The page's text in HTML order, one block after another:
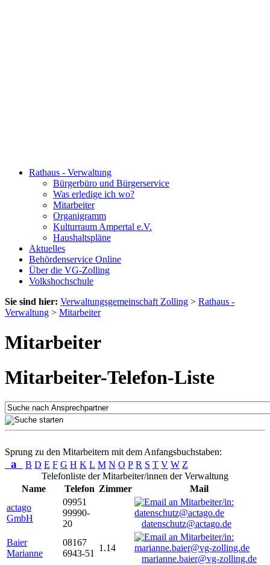
Rathaus - Verwaltung
Bürgerbüro und Bürgerservice
Was erledige ich wo?
Mitarbeiter
Organigramm
Kulturraum Ampertal e.V.
Haushaltspläne
Aktuelles
Behördenservice Online
Über die VG-Zolling
Volkshochschule
Sie sind hier: Verwaltungsgemeinschaft Zolling > Rathaus -
Verwaltung > Mitarbeiter
Mitarbeiter
Mitarbeiter-Telefon-Liste
Sprung zu den Mitarbeitern mit dem Anfangsbuchstaben:
a B D E F G H K L M N O P R S T V W Z
Telefonliste der Mitarbeiter/innen der Verwaltung
Name
Telefon Zimmer
Mail
actago
GmbH
09951
99990-
20
datenschutz@actago.de
Baier
Marianne
08167
6943-51
1.14
marianne.baier@vg-zolling.de